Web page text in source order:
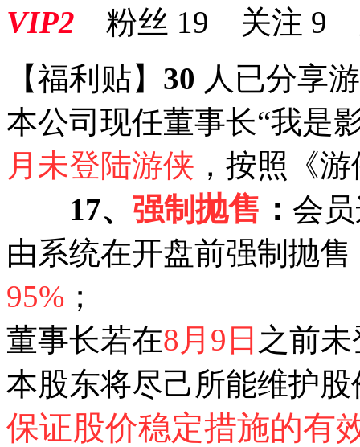
VIP2 粉丝 19 关注 9
【福利贴】 30 人已分享
本公司现任董事长“我是
月未登陆游侠 ，按照《
17、 强制抛售 ： 会
由系统在开盘前强制抛
95% ；
董事长若在8月9日 之前
本股东将尽己所能维护
保证股价稳定措施的有